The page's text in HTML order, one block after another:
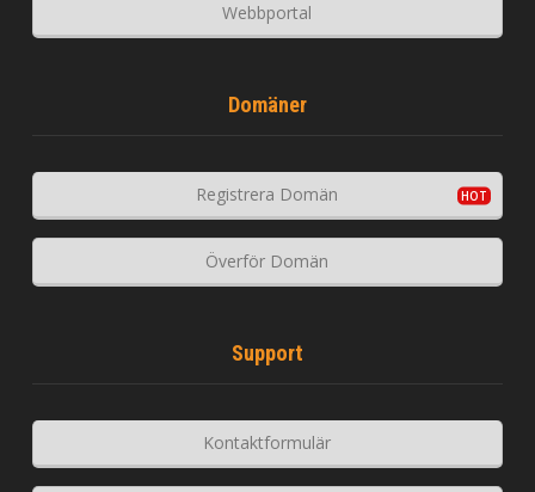
Webbportal
Domäner
Registrera Domän
Överför Domän
Support
Kontaktformulär